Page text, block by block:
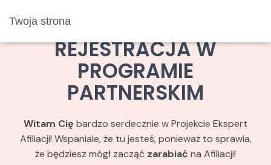
Twoja strona
REJESTRACJA W
PROGRAMIE
PARTNERSKIM
Witam Cię bardzo serdecznie w Projekcie Ekspert
Afiliacji! Wspaniale, że tu jesteś, ponieważ to sprawia,
że będziesz mógł zacząć zarabiać na Afiliacji!